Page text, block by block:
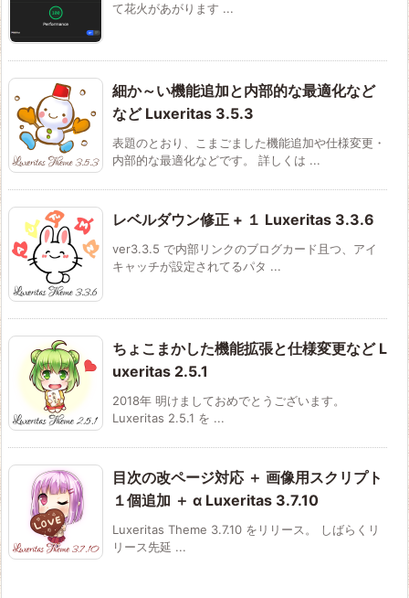
て花火があがります ...
細か～い機能追加と内部的な最適化など
など Luxeritas 3.5.3
表題のとおり、こまごました機能追加や仕様変更・
内部的な最適化などです。 詳しくは ...
レベルダウン修正 + １ Luxeritas 3.3.6
ver3.3.5 で内部リンクのブログカード且つ、アイ
キャッチが設定されてるパタ ...
ちょこまかした機能拡張と仕様変更など L
uxeritas 2.5.1
2018年 明けましておめでとうございます。
Luxeritas 2.5.1 を ...
目次の改ページ対応 ＋ 画像用スクリプト
１個追加 ＋ α Luxeritas 3.7.10
Luxeritas Theme 3.7.10 をリリース。 しばらくリ
リース先延 ...